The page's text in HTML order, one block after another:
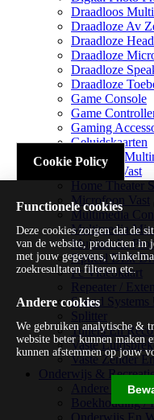
Draadloos
Draadloze Av
Draadloze
Draadloze
Draadloze
Draadloze
Game Console
Game
Gaming
Geluidskaarten
Handheld
Headsets Vast
Home Theater
Microfoon Vast
Multimedia
Multimedia
Multimedia
Optical Disk
Pc Videokaart
Repeater /
Sound Systems
Splitter
Tuners En
Vaste
Vaste Zender
Onderwijs &
Andere
Boekhouding /
Cookie Policy
Functionele cookies
Deze cookies zorgen dat de
van de website, producten in
met jouw gegevens,
zoekresultaten filteren etc.
Andere cookies
We gebruiken analytische &
website beter kunnen maken
kunnen afstemmen op jouw